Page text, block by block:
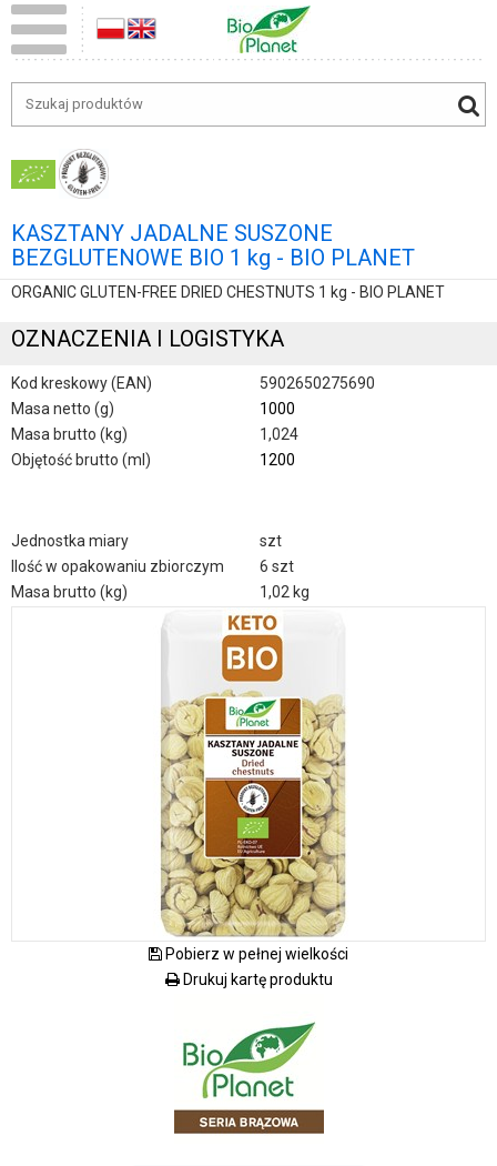
KASZTANY JADALNE SUSZONE
BEZGLUTENOWE BIO 1 kg - BIO PLANET
ORGANIC GLUTEN-FREE DRIED CHESTNUTS 1 kg - BIO PLANET
OZNACZENIA I LOGISTYKA
Kod kreskowy (EAN)
5902650275690
Masa netto (g)
1000
Masa brutto (kg)
1,024
Objętość brutto (ml)
1200
Jednostka miary
szt
Ilość w opakowaniu zbiorczym
6 szt
Masa brutto (kg)
1,02 kg
Pobierz w pełnej wielkości
Drukuj kartę produktu